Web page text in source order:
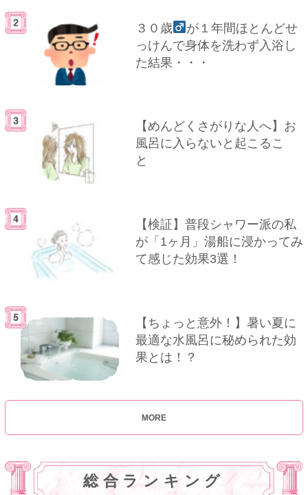
３０歳
が１年間ほとんどせ
っけんで身体を洗わず入浴し
た結果・・・
【めんどくさがりな人へ】お
風呂に入らないと起こるこ
と
【検証】普段シャワー派の私
が「1ヶ月」湯船に浸かってみ
て感じた効果3選！
【ちょっと意外！】暑い夏に
最適な水風呂に秘められた効
果とは！？
MORE
総合ランキング